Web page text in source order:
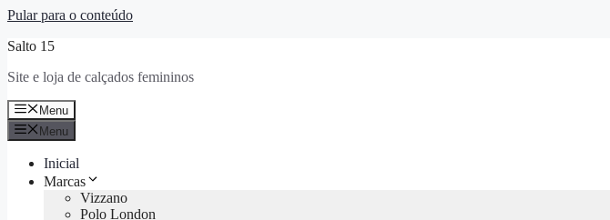
Pular para o conteúdo
Salto 15
Site e loja de calçados femininos
Menu
Menu
Inicial
Marcas
Vizzano
Polo London